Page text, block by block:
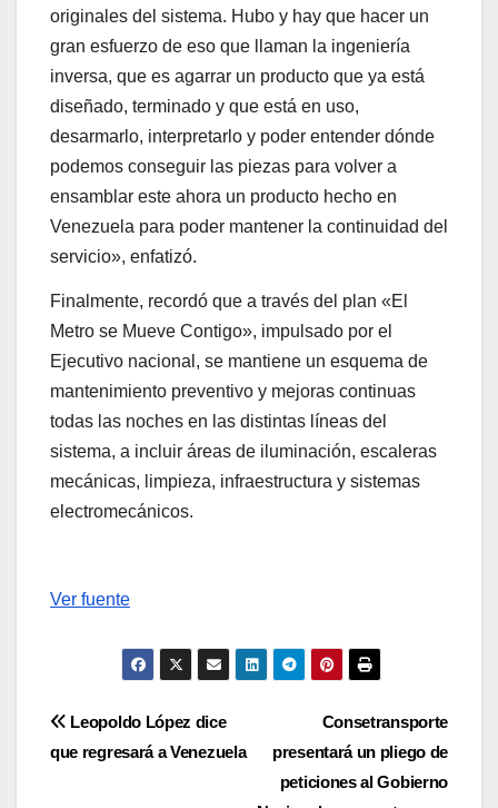
originales del sistema. Hubo y hay que hacer un
gran esfuerzo de eso que llaman la ingeniería
inversa, que es agarrar un producto que ya está
diseñado, terminado y que está en uso,
desarmarlo, interpretarlo y poder entender dónde
podemos conseguir las piezas para volver a
ensamblar este ahora un producto hecho en
Venezuela para poder mantener la continuidad del
servicio», enfatizó.
Finalmente, recordó que a través del plan «El
Metro se Mueve Contigo», impulsado por el
Ejecutivo nacional, se mantiene un esquema de
mantenimiento preventivo y mejoras continuas
todas las noches en las distintas líneas del
sistema, a incluir áreas de iluminación, escaleras
mecánicas, limpieza, infraestructura y sistemas
electromecánicos.
Ver fuente
Navegación
de
Consetransporte
presentará un pliego de
peticiones al Gobierno
Leopoldo López dice
que regresará a Venezuela